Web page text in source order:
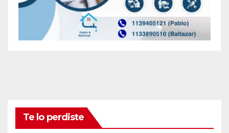
Te lo perdiste